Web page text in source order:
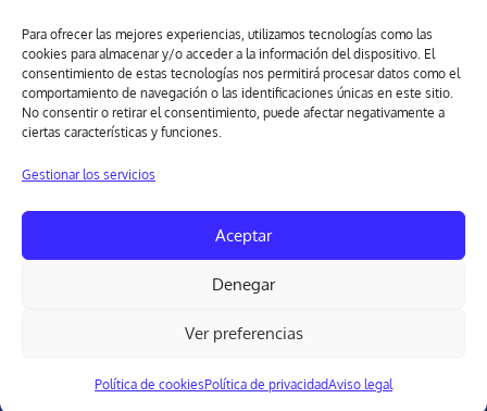
Para ofrecer las mejores experiencias, utilizamos tecnologías como las
cookies para almacenar y/o acceder a la información del dispositivo. El
consentimiento de estas tecnologías nos permitirá procesar datos como el
comportamiento de navegación o las identificaciones únicas en este sitio.
No consentir o retirar el consentimiento, puede afectar negativamente a
ciertas características y funciones.
Gestionar los servicios
Aceptar
Denegar
Ver preferencias
Política de cookiesPolítica de privacidadAviso legal
Canal Interno de Información
REDES SOCIALES
Colegio Escolapias Llúria de Barcelora, estarás al día de nuestra
Aviso Legal -Política de privacidad-Política de cookies